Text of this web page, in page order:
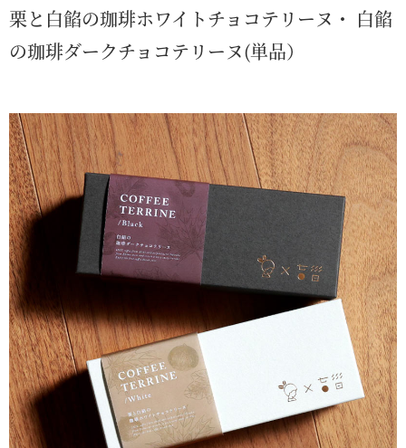
栗と白餡の珈琲ホワイトチョコテリーヌ・ 白餡
の珈琲ダークチョコテリーヌ(単品）